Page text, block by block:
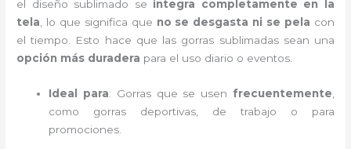
el diseño sublimado se integra completamente en la
tela , lo que significa que no se desgasta ni se pela con
el tiempo. Esto hace que las gorras sublimadas sean una
opción más duradera para el uso diario o eventos.
Ideal para: Gorras que se usen frecuentemente
como gorras deportivas, de trabajo o para
promociones.